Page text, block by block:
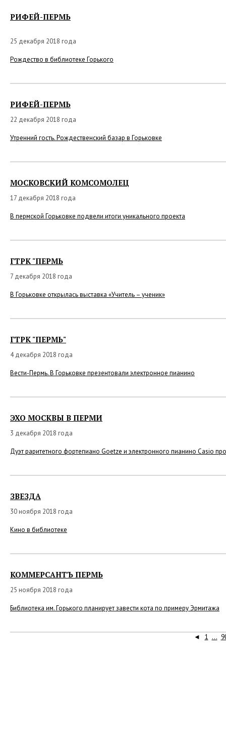
РИФЕЙ-ПЕРМЬ
25 декабря 2018 года
Рождество в библиотеке Горького
РИФЕЙ-ПЕРМЬ
22 декабря 2018 года
Утренний гость. Рождественский базар в Горьковке
МОСКОВСКИЙ КОМСОМОЛЕЦ
17 декабря 2018 года
В пермской Горьковке подвели итоги уникального проекта
ГТРК "ПЕРМЬ
7 декабря 2018 года
В Горьковке открылась выставка «Учитель – ученик»
ГТРК "ПЕРМЬ"
4 декабря 2018 года
Вести-Пермь. В Горьковке презентовали электронное пианино
ЭХО МОСКВЫ В ПЕРМИ
3 декабря 2018 года
Дуэт раритетного фортепиано Goetze и электронного пианино Casio
ЗВЕЗДА
30 ноября 2018 года
Кино в библиотеке
КОММЕРСАНТЪ ПЕРМЬ
25 ноября 2018 года
Библиотека им. Горького планирует завести кота по примеру Эрмитажа
◄ 1 ...